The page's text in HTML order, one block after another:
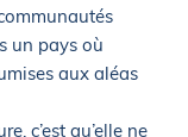
un pays où
aux aléas
c’est qu’elle ne